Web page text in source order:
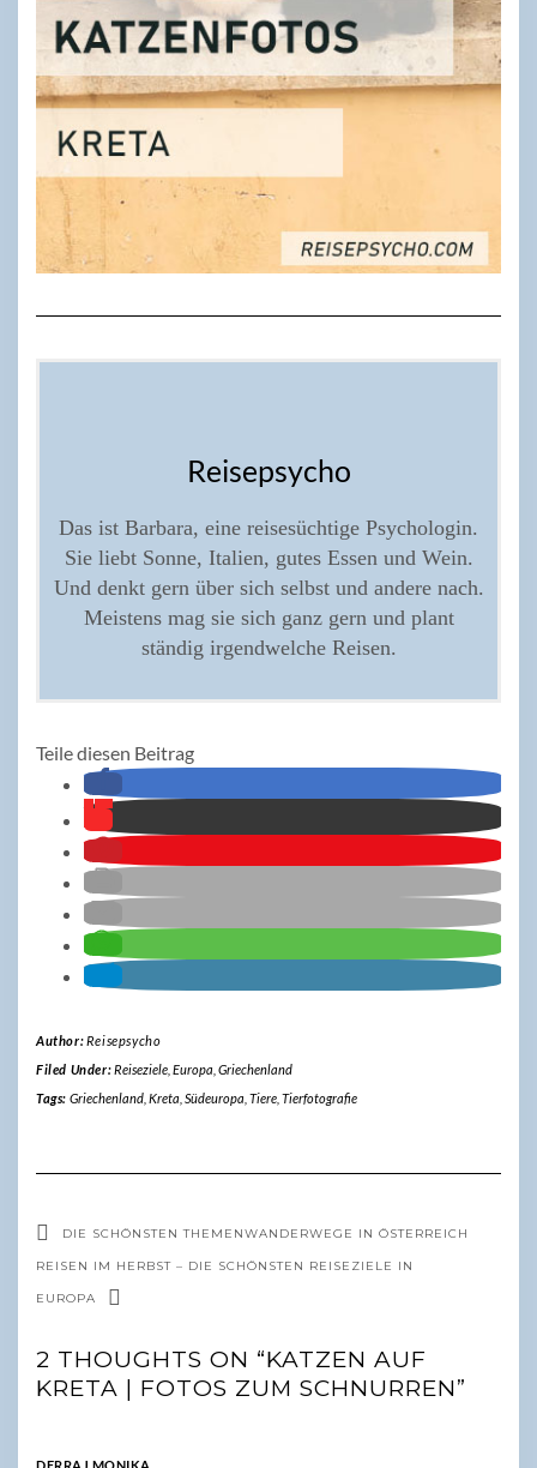
Reisepsycho
Das ist Barbara, eine reisesüchtige Psychologin.
Sie liebt Sonne, Italien, gutes Essen und Wein.
Und denkt gern über sich selbst und andere nach.
Meistens mag sie sich ganz gern und plant
ständig irgendwelche Reisen.
Teile diesen Beitrag
Author:Reisepsycho
Filed Under:Reiseziele, Europa Griechenland
Tags: Griechenland, Kreta Südeuropa Tiere, Tierfotografie
DIE SCHÖNSTEN THEMENWANDERWEGE IN ÖSTERREICH
REISEN IM HERBST – DIE SCHÖNSTEN REISEZIELE IN
EUROPA
2 THOUGHTS ON “KATZEN AUF
KRETA | FOTOS ZUM SCHNURREN”